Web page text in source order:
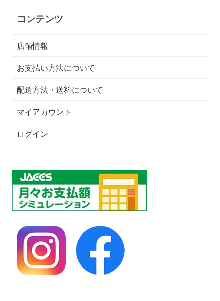
コンテンツ
店舗情報
お支払い方法について
配送方法・送料について
マイアカウント
ログイン